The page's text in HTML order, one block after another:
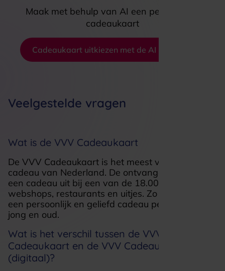
Maak met behulp van AI een persoonlijke
cadeaukaart
Cadeaukaart uitkiezen met de AI koophulp
Veelgestelde vragen
Wat is de VVV Cadeaukaart
De VVV Cadeaukaart is het meest veelzijdige
cadeau van Nederland. De ontvanger kiest zelf
een cadeau uit bij een van de 18.000 winkels,
webshops, restaurants en uitjes. Zo geef je altijd
een persoonlijk en geliefd cadeau perfect voor
jong en oud.
Wat is het verschil tussen de VVV
Cadeaukaart en de VVV Cadeaukaart
(digitaal)?